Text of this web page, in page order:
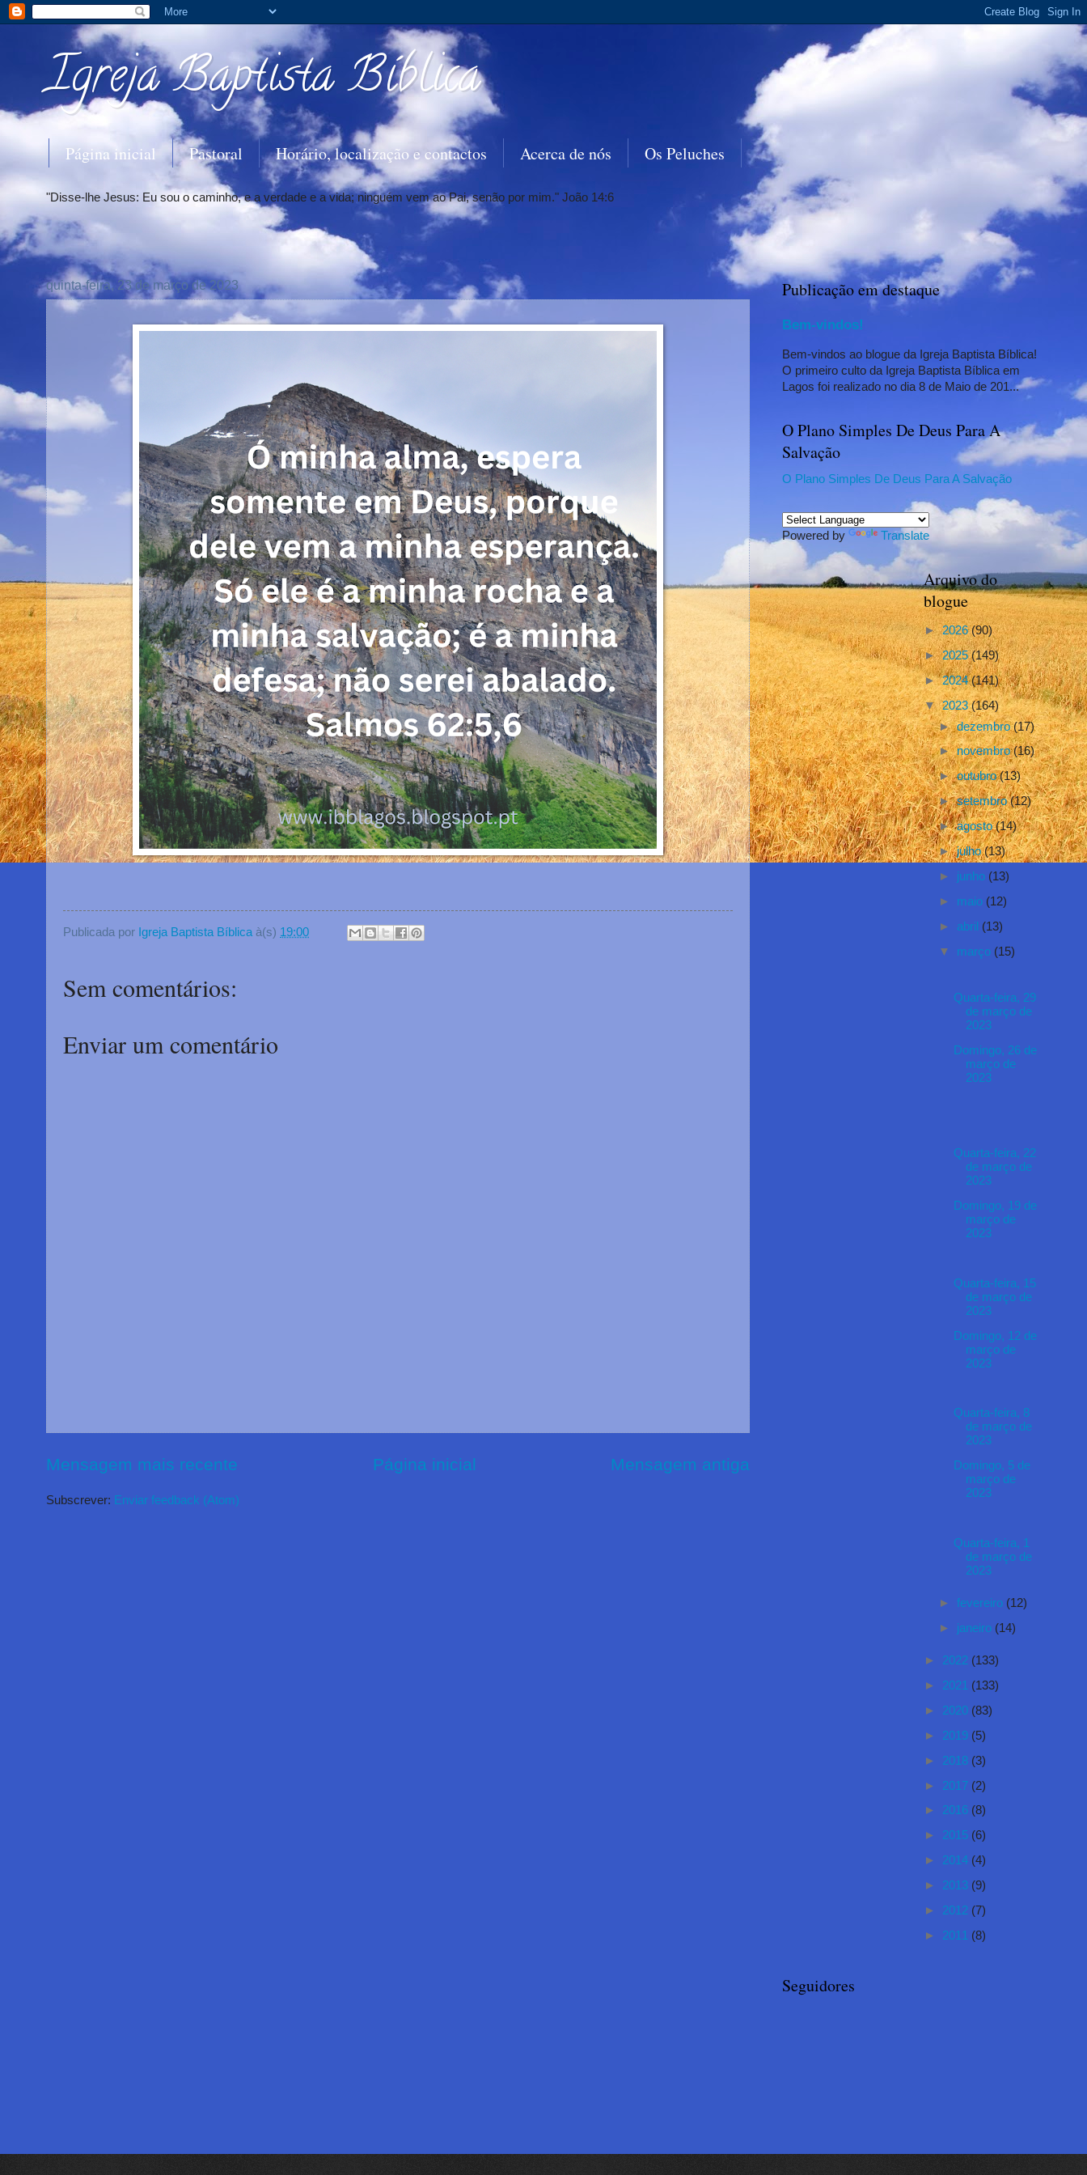
Igreja Baptista Bíblica
Página inicial Pastoral Horário, localização e contactos Acerca de nós Os Peluches
"Disse-lhe Jesus: Eu sou o caminho, e a verdade e a vida; ninguém vem ao Pai, senão por mim." João 14:6
quinta-feira, 23 de março de 2023
Publicada por Igreja Baptista Bíblica à(s) 19:00
Sem comentários:
Enviar um comentário
Mensagem mais recente Mensagem antiga
Página inicial
Subscrever: Enviar feedback (Atom)
Publicação em destaque
Bem-vindos!
Bem-vindos ao blogue da Igreja Baptista Bíblica!
O primeiro culto da Igreja Baptista Bíblica em
Lagos foi realizado no dia 8 de Maio de 201...
O Plano Simples De Deus Para A
Salvação
O Plano Simples De Deus Para A Salvação
Powered by Translate
Arquivo do
blogue
►2026(90)
►2025(149)
►2024(141)
▼2023(164)
►dezembro(17)
►novembro(16)
►outubro(13)
►setembro(12)
►agosto(14)
►julho(13)
► junho (13)
► maio (12)
► abril (13)
▼ março (15)
Quarta-feira, 29
de março de
2023
Domingo, 26 de
março de
2023
Quarta-feira, 22
de março de
2023
Domingo, 19 de
março de
2023
Quarta-feira, 15
de março de
2023
Domingo, 12 de
março de
2023
Quarta-feira, 8
de março de
2023
Domingo, 5 de
março de
2023
Quarta-feira, 1
de março de
2023
► fevereiro (12)
► janeiro (14)
► 2022 (133)
► 2021 (133)
► 2020 (83)
► 2019 (5)
► 2018 (3)
► 2017 (2)
► 2016 (8)
► 2015 (6)
► 2014 (4)
► 2013 (9)
► 2012 (7)
► 2011 (8)
Seguidores